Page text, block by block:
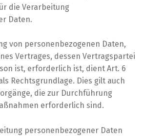
die Verarbeitung
Daten.
von personenbezogenen Daten,
Vertrages, dessen Vertragspartei
ist, erforderlich ist, dient Art. 6
Rechtsgrundlage. Dies gilt auch
die zur Durchführung
erforderlich sind.
personenbezogener Daten